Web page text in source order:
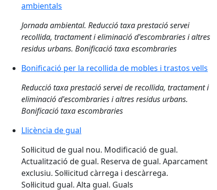
ambientals
Jornada ambiental. Reducció taxa prestació servei
recollida, tractament i eliminació d'escombraries i altres
residus urbans. Bonificació taxa escombraries
Bonificació per la recollida de mobles i trastos vells
Reducció taxa prestació servei de recollida, tractament i
eliminació d'escombraries i altres residus urbans.
Bonificació taxa escombraries
Llicència de gual
Sol·licitud de gual nou. Modificació de gual.
Actualització de gual. Reserva de gual. Aparcament
exclusiu. Sol·licitud càrrega i descàrrega.
Sol·licitud gual. Alta gual. Guals